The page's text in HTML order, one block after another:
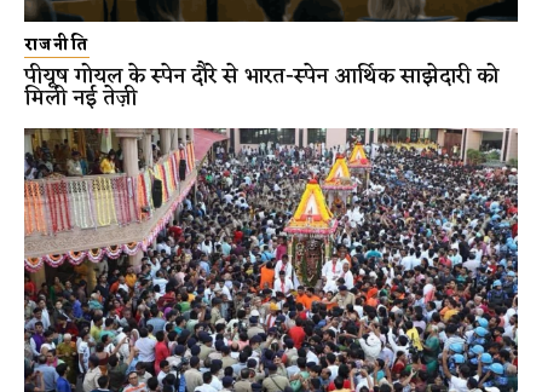
राजनीति
पीयूष गोयल के स्पेन दौरे से भारत-स्पेन आर्थिक साझेदारी को
मिली नई तेज़ी